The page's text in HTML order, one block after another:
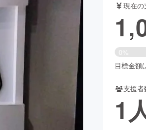
舞台・パフォーマンス
フード・飲食店
アニメ・漫画
ビューティー・ヘルスケ
現在
0%
目標金額
支援者
1